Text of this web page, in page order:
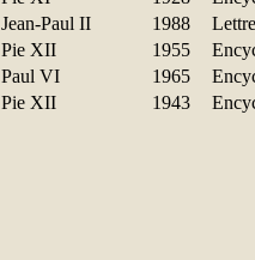
Jean-Paul II 1988
Pie XII 1955
Paul VI 1965
Pie XII 1943